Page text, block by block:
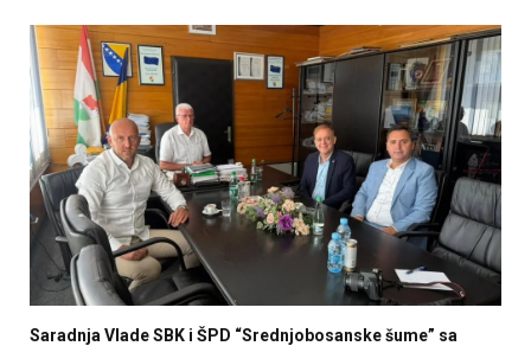
Saradnja Vlade SBK i ŠPD “Srednjobosanske šume” sa